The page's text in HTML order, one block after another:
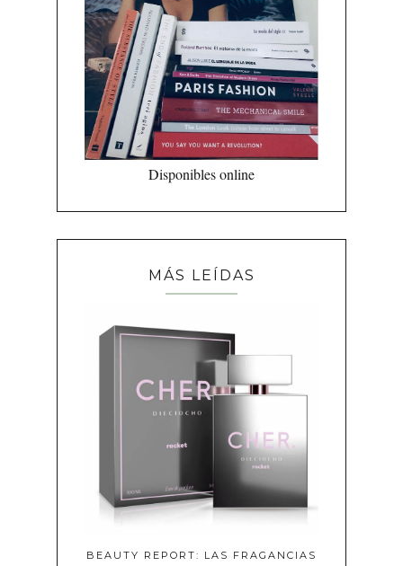
Disponibles online
MÁS LEÍDAS
BEAUTY REPORT: LAS FRAGANCIAS